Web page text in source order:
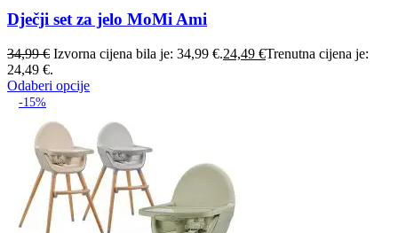
Dječji set za jelo MoMi Ami
34,99€ Izvorna cijena bila je: 34,99 €.24,49 €Trenutna cijena je:
24,49 €.
Odaberi opcije
-15%